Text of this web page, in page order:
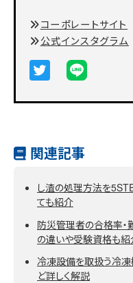
コーポレートサイト
公式インスタグラム
関連記事
し渣の処理方法を
ても紹介
防災管理者の合格率
の違いや受験資格も紹
冷凍設備を取扱う冷
ど詳しく解説